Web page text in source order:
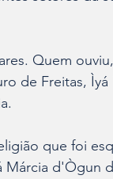
Quem
de Freitas,
que foi
Márcia d'Ògun